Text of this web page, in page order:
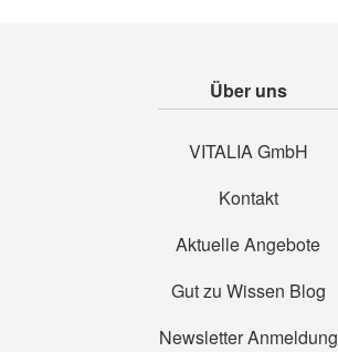
Über uns
VITALIA GmbH
Kontakt
Aktuelle Angebote
Gut zu Wissen Blog
Newsletter Anmeldung